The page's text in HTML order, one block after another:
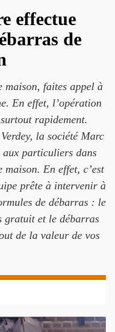
effectue
de
maison, faites appel à
En effet, l’opération
rapidement.
la société Marc
aux particuliers dans
En effet, c’est
prête à intervenir à
de débarras : le
gratuit et le débarras
de la valeur de vos